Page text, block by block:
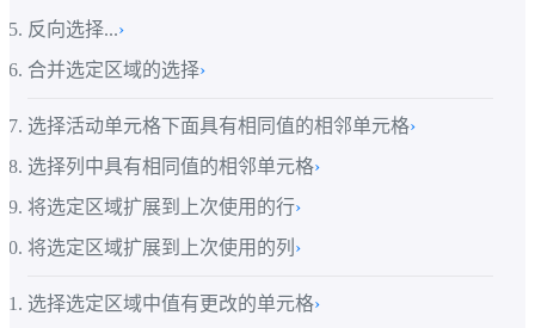
反向选择...›
合并选定区域的选择›
选择活动单元格下面具有相同值的相邻单元格›
选择列中具有相同值的相邻单元格›
将选定区域扩展到上次使用的行›
将选定区域扩展到上次使用的列 ›
选择选定区域中值有更改的单元格›